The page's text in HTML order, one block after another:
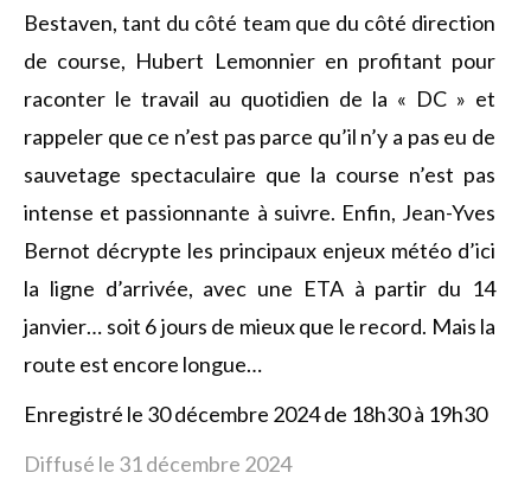
Bestaven, tant du côté team que du côté direction
de course, Hubert Lemonnier en profitant pour
raconter le travail au quotidien de la « DC » et
rappeler que ce n’est pas parce qu’il n’y a pas eu de
sauvetage spectaculaire que la course n’est pas
intense et passionnante à suivre. Enfin, Jean-Yves
Bernot décrypte les principaux enjeux météo d’ici
la ligne d’arrivée, avec une ETA à partir du 14
janvier… soit 6 jours de mieux que le record. Mais la
route est encore longue…
Enregistré le 30 décembre 2024 de 18h30 à 19h30
Diffusé le 31 décembre 2024